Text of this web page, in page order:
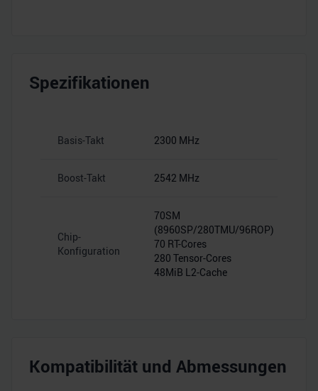
Spezifikationen
Basis-Takt 2300 MHz
Boost-Takt 2542 MHz
Chip-
Konfiguration
70SM
(8960SP/280TMU/96ROP)
70 RT-Cores
280 Tensor-Cores
48MiB L2-Cache
Kompatibilität und Abmessungen